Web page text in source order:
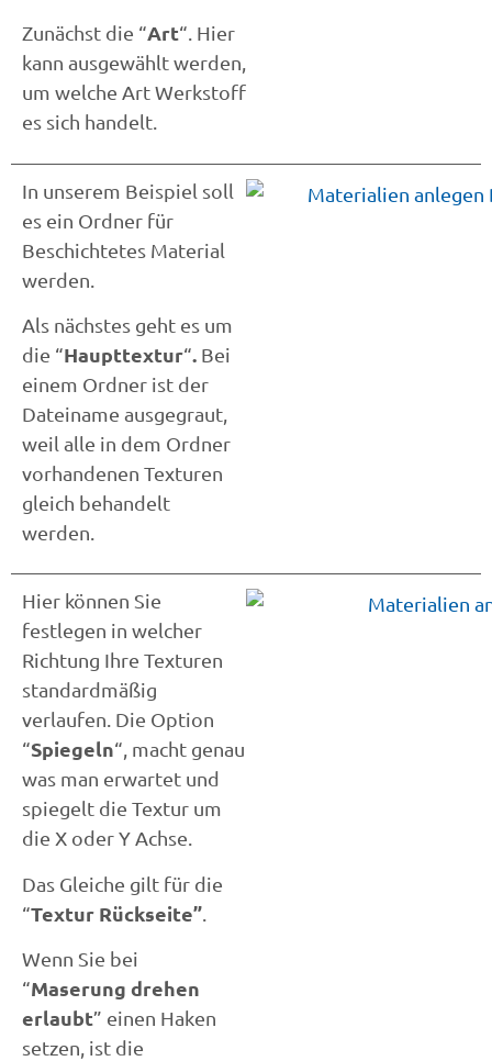
Zunächst die “Art“. Hier
kann ausgewählt werden,
um welche Art Werkstoff
es sich handelt.
In unserem Beispiel soll
es ein Ordner für
Beschichtetes Material
werden.
Als nächstes geht es um
die “Haupttextur“. Bei
einem Ordner ist der
Dateiname ausgegraut,
weil alle in dem Ordner
vorhandenen Texturen
gleich behandelt
werden.
Hier können Sie
festlegen in welcher
Richtung Ihre Texturen
standardmäßig
verlaufen. Die Option
“Spiegeln“, macht genau
was man erwartet und
spiegelt die Textur um
die X oder Y Achse.
Das Gleiche gilt für die
“Textur Rückseite”
Wenn Sie bei
“Maserung drehen
erlaubt” einen Haken
setzen, ist die